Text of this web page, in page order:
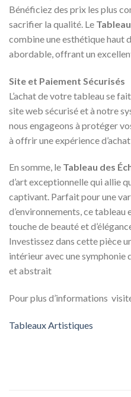
Bénéficiez des prix les plus
sacrifier la qualité. Le
combine une esthétique haut
abordable, offrant un
Site et Paiement Sécurisés
L’achat de votre tableau se
site web sécurisé et à notre
nous engageons à protéger
à offrir une expérience d’achat
En somme, le Tableau des
d’art exceptionnelle qui allie
captivant. Parfait pour une
d’environnements, ce tableau
touche de beauté et
Investissez dans cette pièce
intérieur avec une symphonie
et abstrait
Pour plus d’informations
Tableaux Artistiques